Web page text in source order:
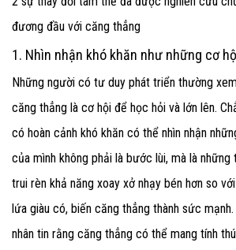
đương đầu với căng thẳng
1. Nhìn nhận khó khăn như những cơ
Những người có tư duy phát triển thường
căng thẳng là cơ hội để học hỏi và lớn lên.
có hoàn cảnh khó khăn có thể nhìn nhận
của mình không phải là bước lùi, mà là
trui rèn khả năng xoay xở nhạy bén hơn so
lứa giàu có, biến căng thẳng thành sức
nhân tin rằng căng thẳng có thể mang tính